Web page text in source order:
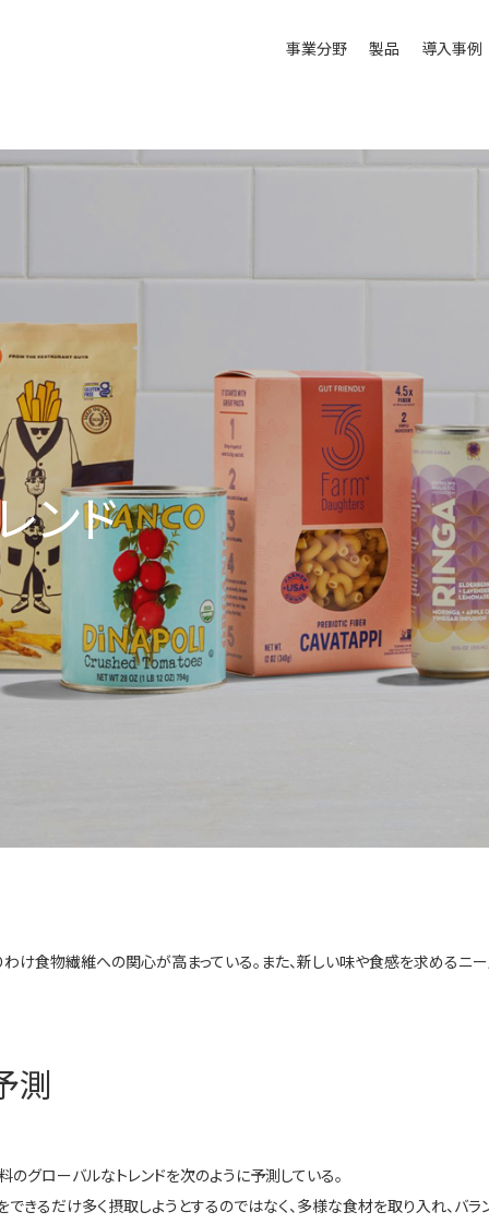
事業分野 製品 導入事例
ンド
わけ食物繊維への関心が高まっている。また、新しい味や食感を求める
測
グローバルなトレンドを次のように予測している。
きるだけ多く摂取しようとするのではなく、多様な食材を取り入れ、バラ